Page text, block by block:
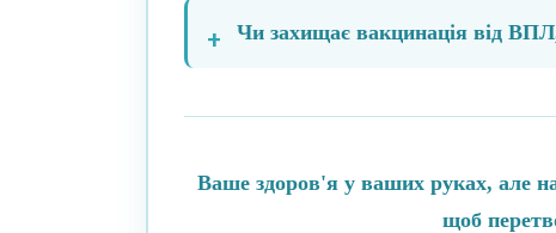
Чи захищає вакцинація від
Ваше здоров'я у ваших руках, але
щоб